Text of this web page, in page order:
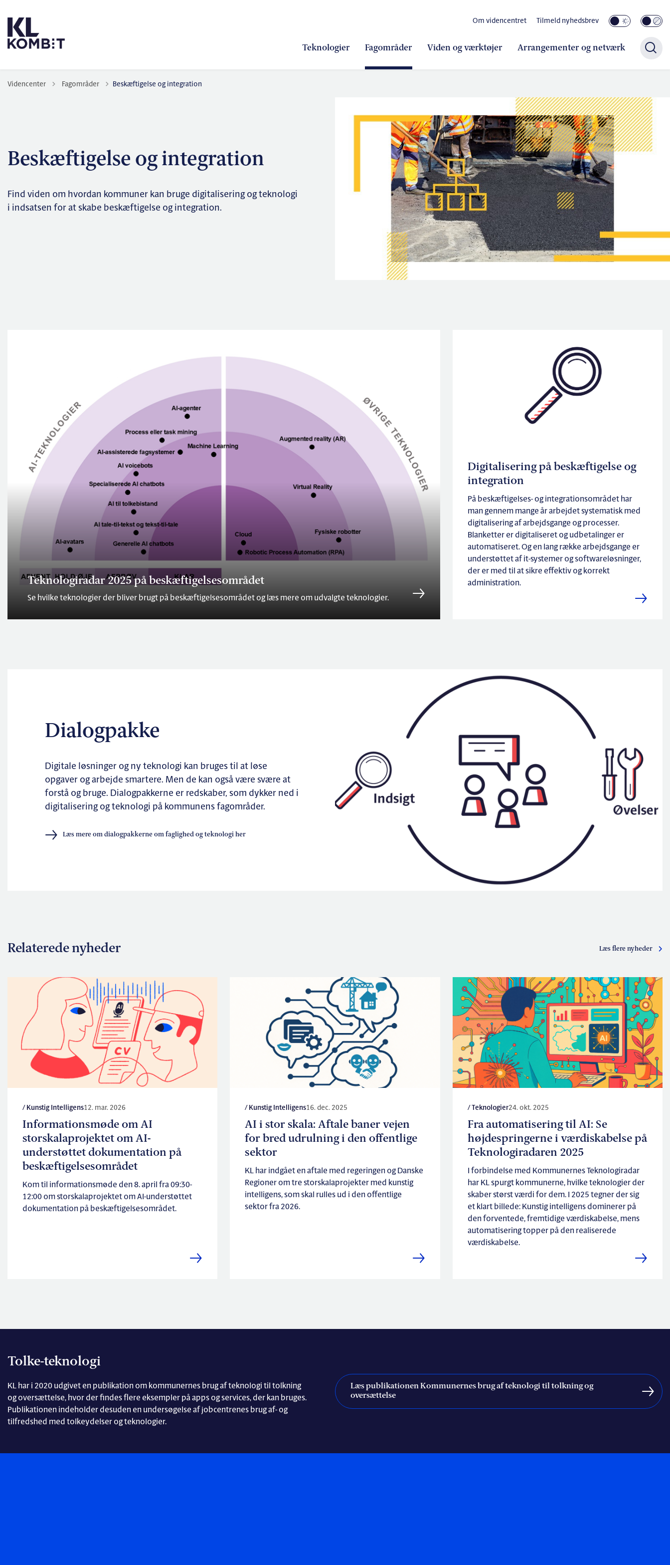
Om videncentret Tilmeld nyhedsbrev
Teknologier Fagområder Viden og værktøjer Arrangementer og netværk
Videncenter Tilbage til
Fagområder Beskæftigelse og integration
Beskæftigelse og integration
Find viden om hvordan kommuner kan bruge digitalisering og teknologi
i indsatsen for at skabe beskæftigelse og integration.
Teknologiradar 2025 på beskæftigelsesområdet
Se hvilke teknologier der bliver brugt på beskæftigelsesområdet og læs mere om udvalgte teknologier.
Digitalisering på beskæftigelse og
integration
På beskæftigelses- og integrationsområdet har
man gennem mange år arbejdet systematisk med
digitalisering af arbejdsgange og processer.
Blanketter er digitaliseret og udbetalinger er
automatiseret. Og en lang række arbejdsgange er
understøttet af it-systemer og softwareløsninger,
der er med til at sikre effektiv og korrekt
administration.
Dialogpakke
Digitale løsninger og ny teknologi kan bruges til at løse
opgaver og arbejde smartere. Men de kan også være svære at
forstå og bruge. Dialogpakkerne er redskaber, som dykker ned i
digitalisering og teknologi på kommunens fagområder.
Læs mere om dialogpakkerne om faglighed og teknologi her
Relaterede nyheder Læs flere nyheder
/ Kunstig Intelligens12. mar. 2026
Informationsmøde om AI
storskalaprojektet om AI-
understøttet dokumentation på
beskæftigelsesområdet
Kom til informationsmøde den 8. april fra 09:30-
12:00 om storskalaprojektet om AI-understøttet
dokumentation på beskæftigelsesområdet.
/ Kunstig Intelligens16. dec. 2025
AI i stor skala: Aftale baner vejen
for bred udrulning i den offentlige
sektor
KL har indgået en aftale med regeringen og Danske
Regioner om tre storskalaprojekter med kunstig
intelligens, som skal rulles ud i den offentlige
sektor fra 2026.
/ Teknologier24. okt. 2025
Fra automatisering til AI: Se
højdespringerne i værdiskabelse på
Teknologiradaren 2025
I forbindelse med Kommunernes Teknologiradar
har KL spurgt kommunerne, hvilke teknologier der
skaber størst værdi for dem. I 2025 tegner der sig
et klart billede: Kunstig intelligens dominerer på
den forventede, fremtidige værdiskabelse, mens
automatisering topper på den realiserede
værdiskabelse.
Tolke-teknologi
KL har i 2020 udgivet en publikation om kommunernes brug af teknologi til tolkning
og oversættelse, hvor der findes flere eksempler på apps og services, der kan bruges.
Publikationen indeholder desuden en undersøgelse af jobcentrenes brug af- og
tilfredshed med tolkeydelser og teknologier.
Læs publikationen Kommunernes brug af teknologi til tolkning og
oversættelse